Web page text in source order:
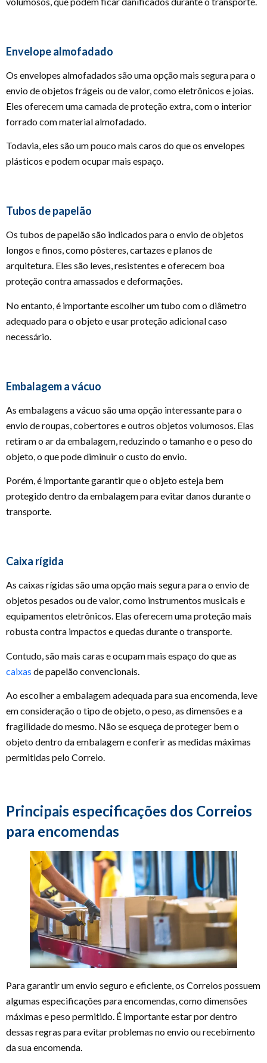
Envelope almofadado
Os envelopes almofadados são uma opção mais segura para o
envio de objetos frágeis ou de valor, como eletrônicos e joias.
Eles oferecem uma camada de proteção extra, com o interior
forrado com material almofadado.
Todavia, eles são um pouco mais caros do que os envelopes
plásticos e podem ocupar mais espaço.
Tubos de papelão
Os tubos de papelão são indicados para o envio de objetos
longos e finos, como pôsteres, cartazes e planos de
arquitetura. Eles são leves, resistentes e oferecem boa
proteção contra amassados e deformações.
No entanto, é importante escolher um tubo com o diâmetro
adequado para o objeto e usar proteção adicional caso
necessário.
Embalagem a vácuo
As embalagens a vácuo são uma opção interessante para o
envio de roupas, cobertores e outros objetos volumosos. Elas
retiram o ar da embalagem, reduzindo o tamanho e o peso do
objeto, o que pode diminuir o custo do envio.
Porém, é importante garantir que o objeto esteja bem
protegido dentro da embalagem para evitar danos durante o
transporte.
Caixa rígida
As caixas rígidas são uma opção mais segura para o envio de
objetos pesados ou de valor, como instrumentos musicais e
equipamentos eletrônicos. Elas oferecem uma proteção mais
robusta contra impactos e quedas durante o transporte.
Contudo, são mais caras e ocupam mais espaço do que as
caixas de papelão convencionais.
Ao escolher a embalagem adequada para sua encomenda, leve
em consideração o tipo de objeto, o peso, as dimensões e a
fragilidade do mesmo. Não se esqueça de proteger bem o
objeto dentro da embalagem e conferir as medidas máximas
permitidas pelo Correio.
Principais especificações dos Correios
para encomendas
Para garantir um envio seguro e eficiente, os Correios possuem
algumas especificações para encomendas, como dimensões
máximas e peso permitido. É importante estar por dentro
dessas regras para evitar problemas no envio ou recebimento
da sua encomenda.